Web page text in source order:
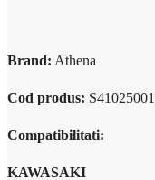
Brand: Athena
Cod produs:
Compatibilitati:
KAWASAKI